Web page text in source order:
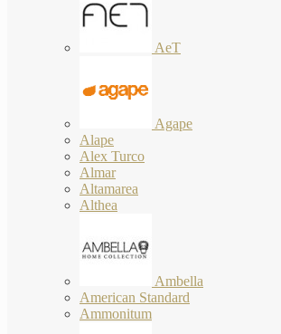
AeT
Agape
Alape
Alex Turco
Almar
Altamarea
Althea
Ambella
American Standard
Ammonitum